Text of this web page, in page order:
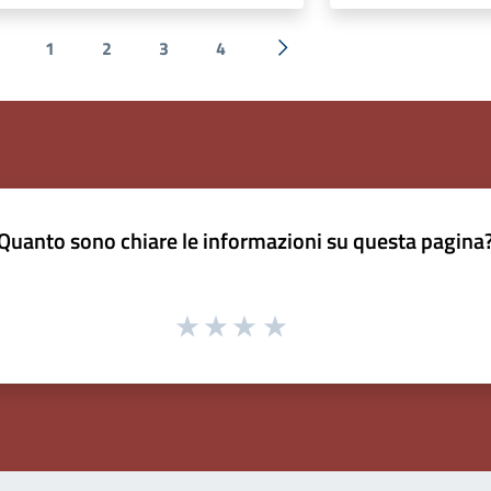
1 2 3 4
Successiva »
sono chiare le informazioni su questa